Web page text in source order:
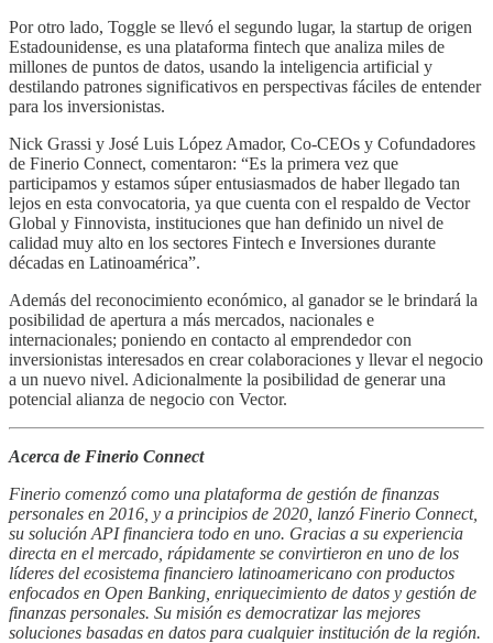
Por otro lado, Toggle se llevó el segundo lugar, la startup de origen
Estadounidense, es una plataforma fintech que analiza miles de
millones de puntos de datos, usando la inteligencia artificial y
destilando patrones significativos en perspectivas fáciles de entender
para los inversionistas.
Nick Grassi y José Luis López Amador, Co-CEOs y Cofundadores
de Finerio Connect, comentaron: “Es la primera vez que
participamos y estamos súper entusiasmados de haber llegado tan
lejos en esta convocatoria, ya que cuenta con el respaldo de Vector
Global y Finnovista, instituciones que han definido un nivel de
calidad muy alto en los sectores Fintech e Inversiones durante
décadas en Latinoamérica”.
Además del reconocimiento económico, al ganador se le brindará la
posibilidad de apertura a más mercados, nacionales e
internacionales; poniendo en contacto al emprendedor con
inversionistas interesados en crear colaboraciones y llevar el negocio
a un nuevo nivel. Adicionalmente la posibilidad de generar una
potencial alianza de negocio con Vector.
Acerca de Finerio Connect
Finerio comenzó como una plataforma de gestión de finanzas
personales en 2016, y a principios de 2020, lanzó Finerio Connect,
su solución API financiera todo en uno. Gracias a su experiencia
directa en el mercado, rápidamente se convirtieron en uno de los
líderes del ecosistema financiero latinoamericano con productos
enfocados en Open Banking, enriquecimiento de datos y gestión de
finanzas personales. Su misión es democratizar las mejores
soluciones basadas en datos para cualquier institución de la región.